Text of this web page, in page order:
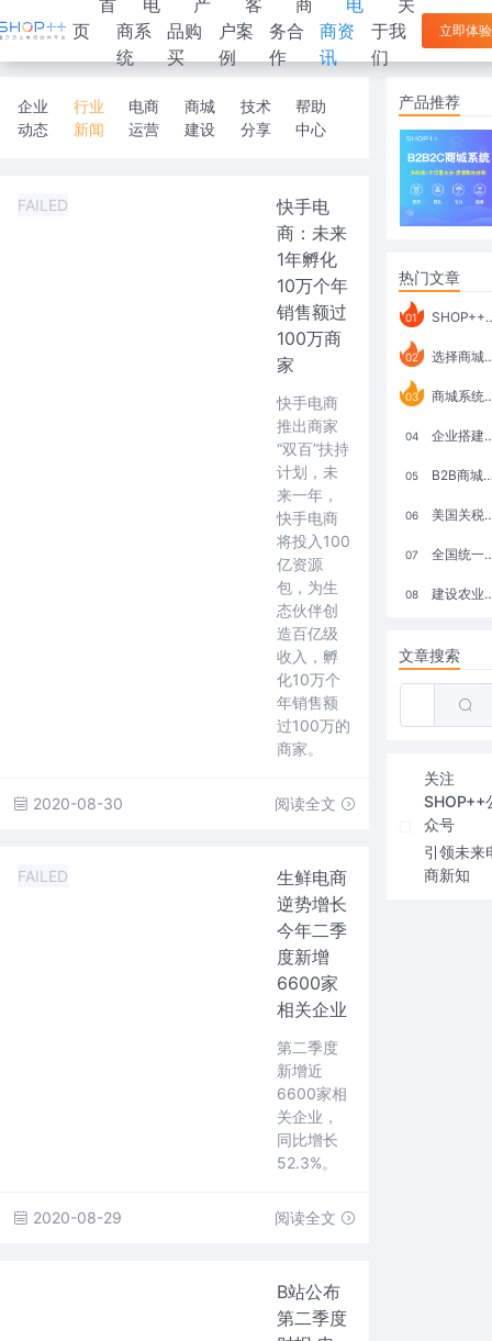
首
页
电
商系
统
产
品购
买
客
户案
例
商
务合
作
电
商资
讯
关
于我
们
立即体验
企业
动态
行业
新闻
电商
运营
商城
建设
技术
分享
帮助
中心
FAILED
快手电
商：未来
1年孵化
10万个年
销售额过
100万商
家
快手电商
推出商家
“双百”扶持
计划，未
来一年，
快手电商
将投入100
亿资源
包，为生
态伙伴创
造百亿级
收入，孵
化10万个
年销售额
过100万的
商家。
2020-08-30 阅读全文
FAILED
生鲜电商
逆势增长
今年二季
度新增
6600家
相关企业
第二季度
新增近
6600家相
关企业，
同比增长
52.3%。
2020-08-29 阅读全文
B站公布
第二季度
产品推荐
热门文章
01 SHOP++ B2B2C V9.1 全新发布 新亮点
02 选择商城系统要考虑哪些问题？
03 商城系统如何打通跨境电商模式？
04 企业搭建积分商城系统要注意什么？
05 B2B商城系统搭建：开发语言、功能、优势分析
06 美国关税政策冲击全球电商格局：五大类平台受重创，转型与自救成关键
07 全国统一大市场：电商如何掘金新蓝海？
08 建设农业强国，网上商城来助力！
文章搜索
关注
SHOP++
众号
引领未来
商新知